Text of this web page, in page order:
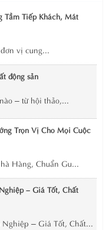
Tầm Tiếp Khách, Mát
vị cung...
động sản
– từ hội thảo,...
Trọn Vị Cho Mọi Cuộc
Hàng, Chuẩn Gu...
– Giá Tốt, Chất
Nghiệp – Giá Tốt, Chất...